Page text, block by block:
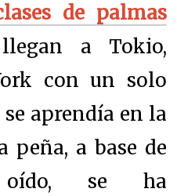
de palmas
a Tokio,
con un solo
aprendía en la
peña, a base de
se ha